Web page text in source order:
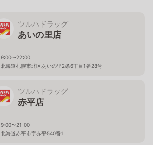
ツルハドラッグ
あいの里店
9:00〜22:00
北海道札幌市北区あいの里2条6丁目1番28号
ツルハドラッグ
赤平店
9:00〜21:00
北海道赤平市字赤平540番1